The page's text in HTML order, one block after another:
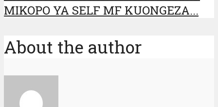
MIKOPO YA SELF MF KUONGEZA...
About the author